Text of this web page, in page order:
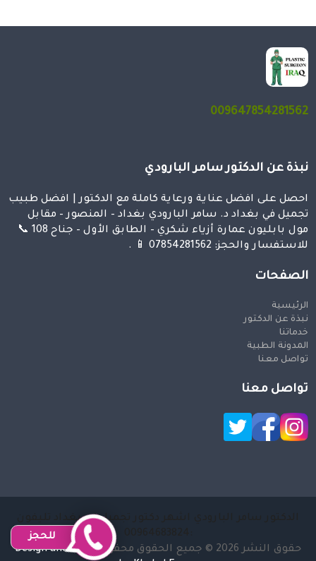
009647854281562
نبذة عن الدكتور سامر البارودي
احصل على افضل عناية ورعاية كاملة مع الدكتور | افضل طبيب
تجميل في بغداد د. سامر البارودي بغداد – المنصور – مقابل
مول بابليون عمارة أزياء شكري – الطابق الأول – جناح 108 📞
للاستفسار والحجز: 07854281562 📱 .
الصفحات
الرئيسية
نبذة عن الدكتور
خدماتنا
المدونة الطبية
تواصل معنا
تواصل معنا
الدكتور سامر البارودي اشهر دكتور تجميل في بغداد تليفون
حقوق النشر 2026 © جميع الحقوق محفوظة
Design and SEO
للحجز